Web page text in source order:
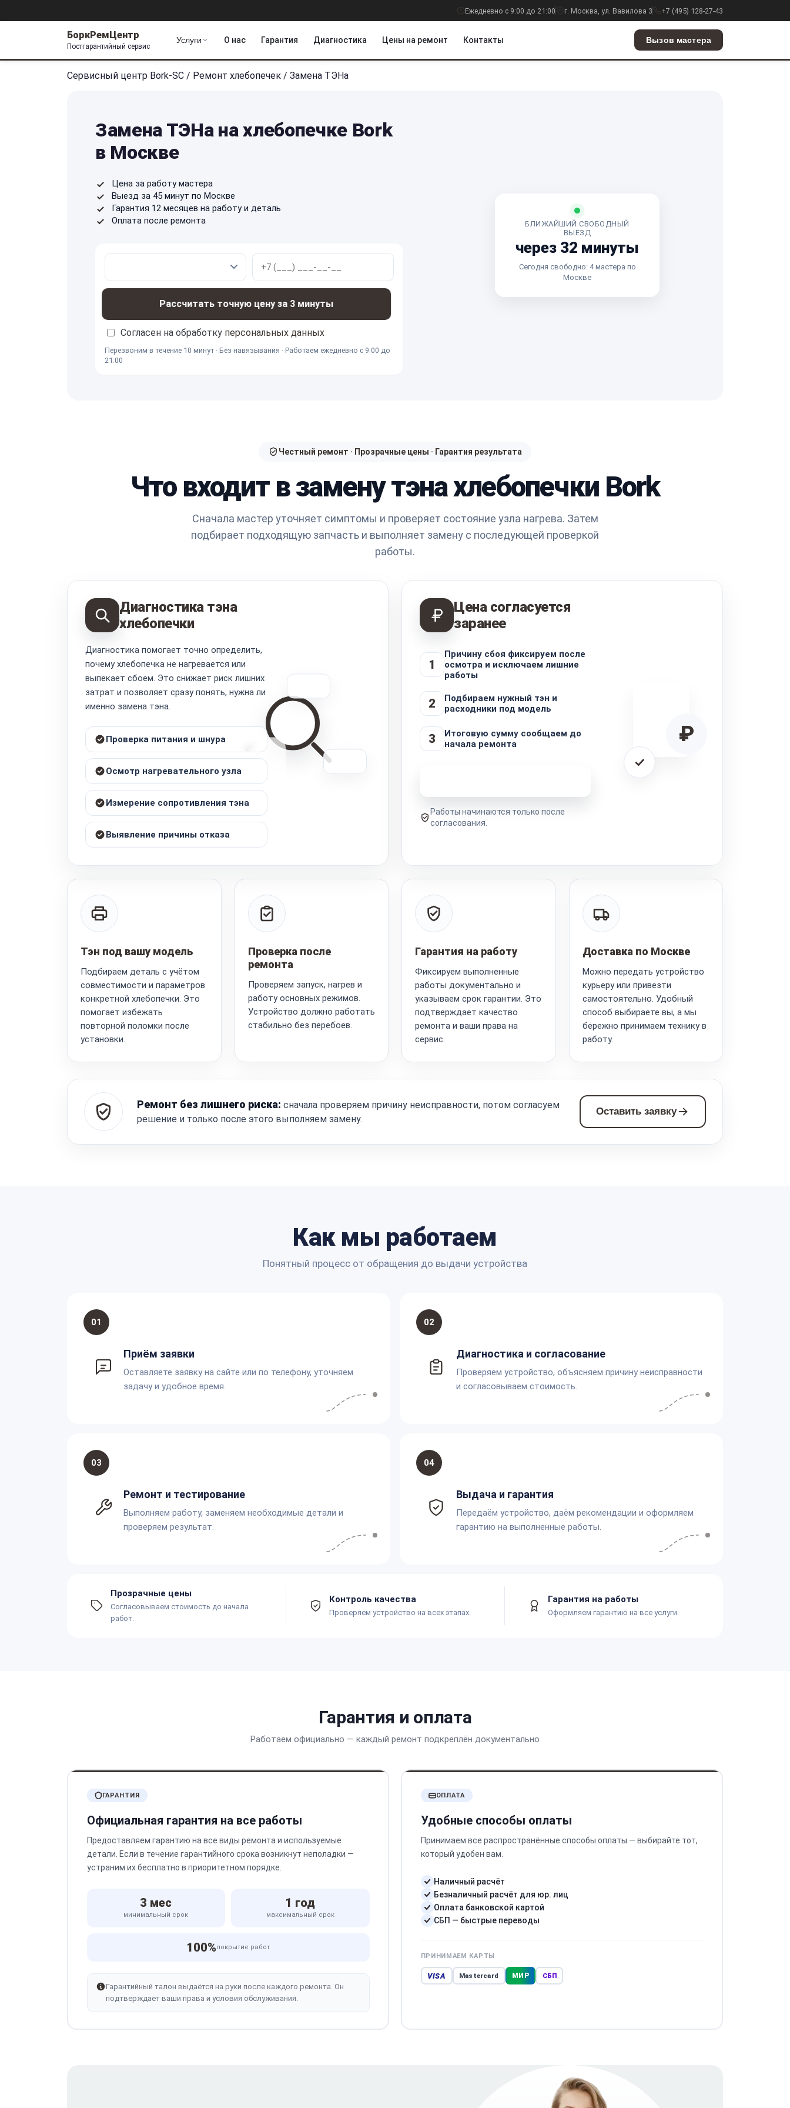
Ежедневно с 9:00 до 21:00 г. Москва, ул. Вавилова 3 +7 (495) 128-27-43
БоркРемЦентр
Постгарантийный сервис
Услуги О нас Гарантия Диагностика Цены на ремонт Контакты Вызов мастера
Сервисный центр Bork-SC / Ремонт хлебопечек / Замена ТЭНа
Замена ТЭНа на хлебопечке Bork
в Москве
Цена за работу мастера
Выезд за 45 минут по Москве
Гарантия 12 месяцев на работу и деталь
Оплата после ремонта
Рассчитать точную цену за 3 минуты
Согласен на обработку персональных данных
Перезвоним в течение 10 минут · Без навязывания · Работаем ежедневно с 9:00 до
21:00
БЛИЖАЙШИЙ СВОБОДНЫЙ
ВЫЕЗД
через 32 минуты
Сегодня свободно: 4 мастера по
Москве
Честный ремонт · Прозрачные цены · Гарантия результата
Что входит в замену тэна хлебопечки Bork
Сначала мастер уточняет симптомы и проверяет состояние узла нагрева. Затем
подбирает подходящую запчасть и выполняет замену с последующей проверкой
работы.
Диагностика тэна
хлебопечки
Диагностика помогает точно определить,
почему хлебопечка не нагревается или
выпекает сбоем. Это снижает риск лишних
затрат и позволяет сразу понять, нужна ли
именно замена тэна.
Проверка питания и шнура
Осмотр нагревательного узла
Измерение сопротивления тэна
Выявление причины отказа
Цена согласуется
заранее
1
Причину сбоя фиксируем после
осмотра и исключаем лишние
работы
2
Подбираем нужный тэн и
расходники под модель
3
Итоговую сумму сообщаем до
начала ремонта
Работы начинаются только после
согласования.
₽
Тэн под вашу модель
Подбираем деталь с учётом
совместимости и параметров
конкретной хлебопечки. Это
помогает избежать
повторной поломки после
установки.
Проверка после
ремонта
Проверяем запуск, нагрев и
работу основных режимов.
Устройство должно работать
стабильно без перебоев.
Гарантия на работу
Фиксируем выполненные
работы документально и
указываем срок гарантии. Это
подтверждает качество
ремонта и ваши права на
сервис.
Доставка по Москве
Можно передать устройство
курьеру или привезти
самостоятельно. Удобный
способ выбираете вы, а мы
бережно принимаем технику в
работу.
Ремонт без лишнего риска: сначала проверяем причину неисправности, потом согласуем
решение и только после этого выполняем замену.
Оставить заявку
Как мы работаем
Понятный процесс от обращения до выдачи устройства
01
Приём заявки
Оставляете заявку на сайте или по телефону, уточняем
задачу и удобное время.
02
Диагностика и согласование
Проверяем устройство, объясняем причину неисправности
и согласовываем стоимость.
03
Ремонт и тестирование
Выполняем работу, заменяем необходимые детали и
проверяем результат.
04
Выдача и гарантия
Передаём устройство, даём рекомендации и оформляем
гарантию на выполненные работы.
Прозрачные цены
Согласовываем стоимость до начала
работ.
Контроль качества
Проверяем устройство на всех этапах.
Гарантия на работы
Оформляем гарантию на все услуги.
Гарантия и оплата
Работаем официально — каждый ремонт подкреплён документально
ГАРАНТИЯ
Официальная гарантия на все работы
Предоставляем гарантию на все виды ремонта и используемые
детали. Если в течение гарантийного срока возникнут неполадки —
устраним их бесплатно в приоритетном порядке.
3 мес
минимальный срок
1 год
максимальный срок
100%покрытие работ
Гарантийный талон выдаётся на руки после каждого ремонта. Он
подтверждает ваши права и условия обслуживания.
ОПЛАТА
Удобные способы оплаты
Принимаем все распространённые способы оплаты — выбирайте тот,
который удобен вам.
Наличный расчёт
Безналичный расчёт для юр. лиц
Оплата банковской картой
СБП — быстрые переводы
ПРИНИМАЕМ КАРТЫ
VISA Mastercard МИР СБП